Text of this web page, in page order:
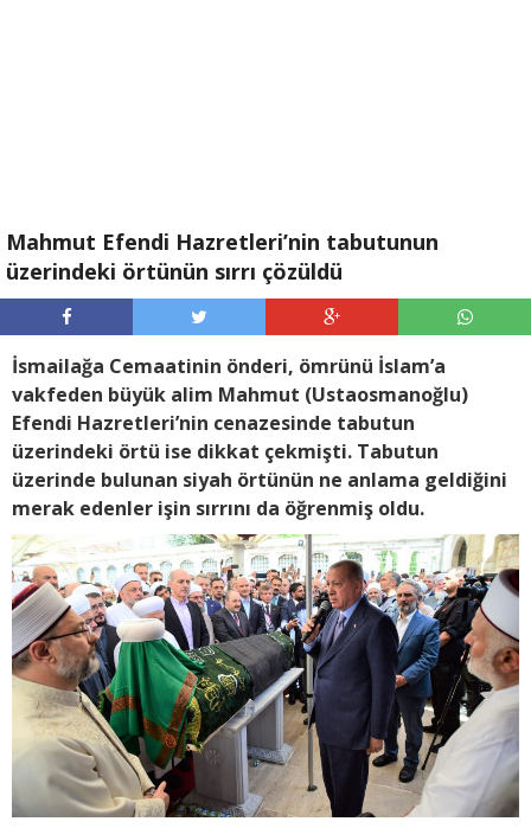
Mahmut Efendi Hazretleri’nin tabutunun
üzerindeki örtünün sırrı çözüldü
İsmailağa Cemaatinin önderi, ömrünü İslam’a
vakfeden büyük alim Mahmut (Ustaosmanoğlu)
Efendi Hazretleri’nin cenazesinde tabutun
üzerindeki örtü ise dikkat çekmişti. Tabutun
üzerinde bulunan siyah örtünün ne anlama geldiğini
merak edenler işin sırrını da öğrenmiş oldu.